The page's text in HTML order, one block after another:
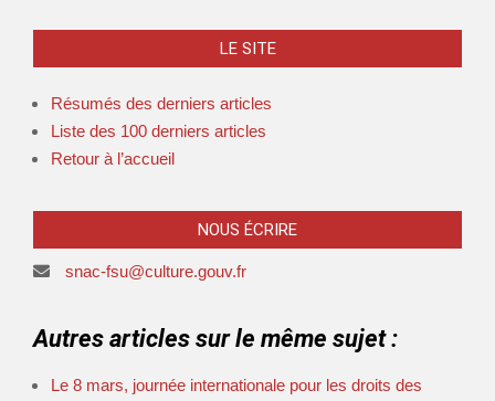
LE SITE
Résumés des derniers articles
Liste des 100 derniers articles
Retour à l’accueil
NOUS ÉCRIRE
snac-fsu@culture.gouv.fr
Autres articles sur le même sujet :
Le 8 mars, journée internationale pour les droits des